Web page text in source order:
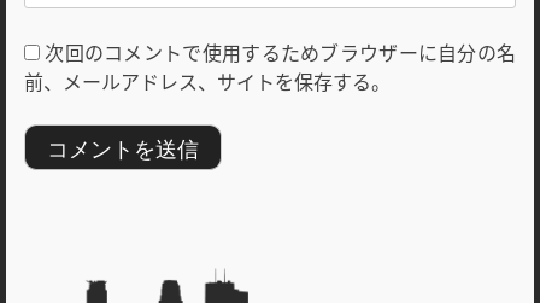
次回のコメントで使用するためブラウザーに自分の名
前、メールアドレス、サイトを保存する。